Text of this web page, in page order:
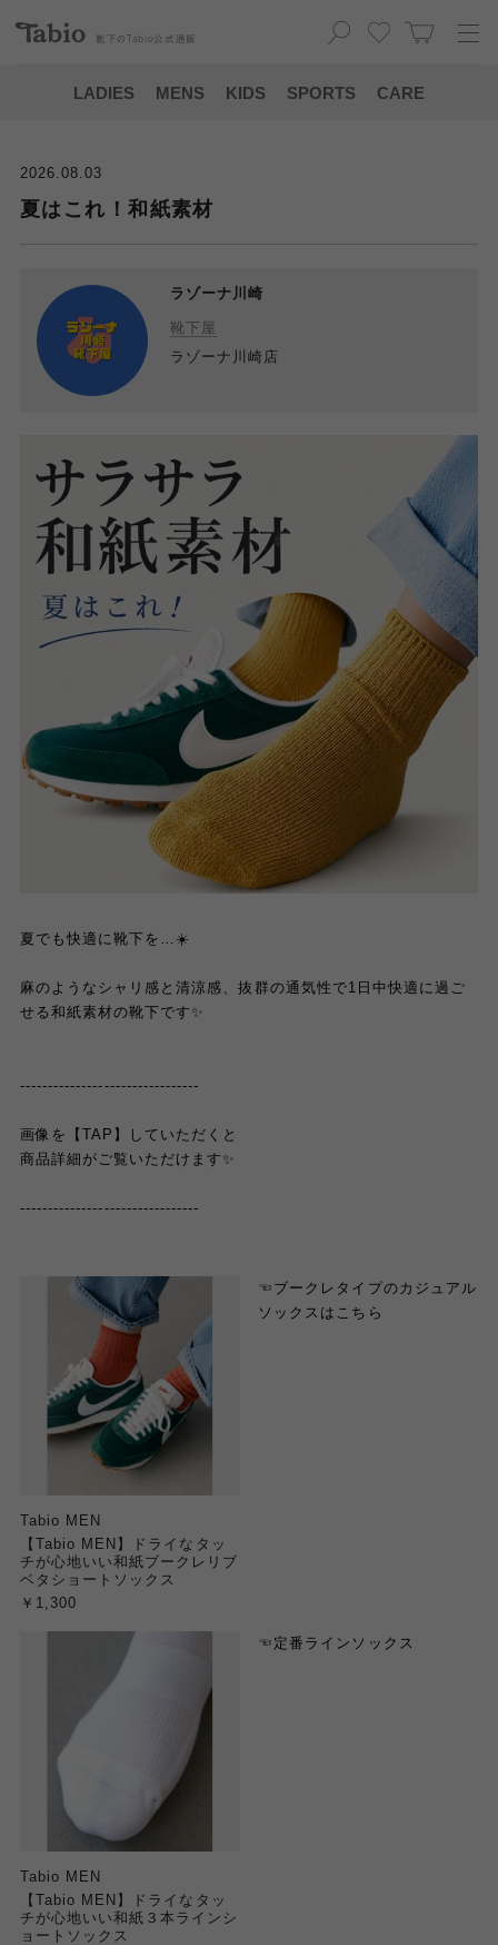
靴下の Tabio 公式通販
LADIES MENS KIDS SPORTS CARE
2026.08.03
夏はこれ！和紙素材
ラゾーナ川崎
靴下屋
ラゾーナ川崎店
夏でも快適に靴下を…☀️
麻のようなシャリ感と清涼感、抜群の通気性で1日中快適に過ご
せる和紙素材の靴下です✨
--------------------------------
画像を【TAP】していただくと
商品詳細がご覧いただけます✨
--------------------------------
Tabio MEN
【Tabio MEN】ドライなタッ
チが心地いい和紙ブークレリブ
ベタショートソックス
￥1,300
☜ブークレタイプのカジュアル
ソックスはこちら
Tabio MEN
【Tabio MEN】ドライなタッ
チが心地いい和紙３本ラインシ
ョートソックス
☜定番ラインソックス